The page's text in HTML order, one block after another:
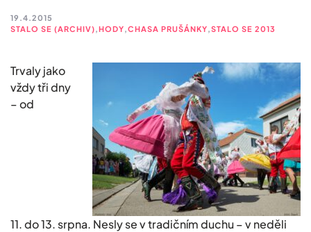
19.4.2015
STALO SE (ARCHIV),HODY,CHASA PRUŠÁNKY,STALO SE 2013
Trvaly jako
vždy tři dny
– od
11. do 13. srpna. Nesly se v tradičním duchu – v neděli